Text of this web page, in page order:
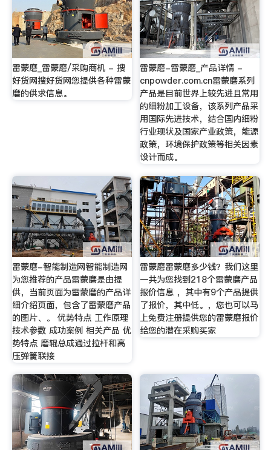
雷蒙磨_雷蒙磨/采购商机 - 搜
好货网搜好货网您提供各种雷蒙
磨的供求信息。
雷蒙磨-雷蒙磨_产品详情 -
cnpowder.com.cn雷蒙磨系列
产品是目前世界上较先进且常用
的细粉加工设备，该系列产品采
用国际先进技术，结合国内细粉
行业现状及国家产业政策，能源
政策，环境保护政策等相关因素
设计而成。
雷蒙磨-智能制造网智能制造网
为您推荐的产品雷蒙磨是由提
供，当前页面为雷蒙磨的产品详
细介绍页面，包含了雷蒙磨产品
的图片、。 优势特点 工作原理
技术参数 成功案例 相关产品 优
势特点 磨辊总成通过拉杆和高
压弹簧联接
雷蒙磨雷蒙磨多少钱？我们这里
一共为您找到218个雷蒙磨产品
报价信息 ，其中有9个产品提供
了报价，其中低。，您也可以马
上免费注册提供您的雷蒙磨报价
给您的潜在采购买家